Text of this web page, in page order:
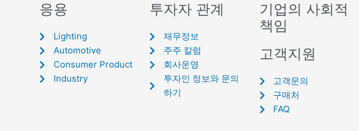
응용
Lighting
Automotive
Consumer Product
Industry
투자자 관계
재무정보
주주 칼럼
회사운영
투자인 정보와 문의
하기
기업의 사회적
책임
고객지원
고객문의
구매처
FAQ